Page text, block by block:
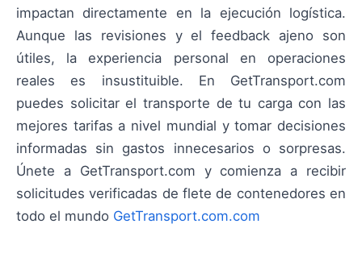
impactan directamente en la ejecución logística.
Aunque las revisiones y el feedback ajeno son
útiles, la experiencia personal en operaciones
reales es insustituible. En GetTransport.com
puedes solicitar el transporte de tu carga con las
mejores tarifas a nivel mundial y tomar decisiones
informadas sin gastos innecesarios o sorpresas.
Únete a GetTransport.com y comienza a recibir
solicitudes verificadas de flete de contenedores en
todo el mundo GetTransport.com.com